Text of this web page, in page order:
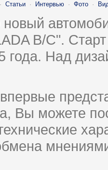
· Статьи · Интервью · Фото ·
новый
B/C".
года. Над
Вы можете